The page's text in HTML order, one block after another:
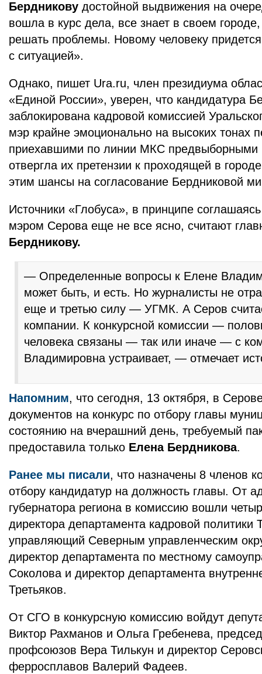
Бердникову достойной выдвижения на
вошла в курс дела, все знает в своем городе,
решать проблемы. Новому человеку придется
с ситуацией».
Однако, пишет Ura.ru, член президиума
«Единой России», уверен, что кандидатура
заблокирована кадровой комиссией
мэр крайне эмоционально на высоких тонах
приехавшими по линии МКС предвыборными
отвергла их претензии к проходящей в
этим шансы на согласование Бердниковой
Источники «Глобуса», в принципе
мэром Серова еще не все ясно, считают
Бердникову.
— Определенные вопросы к Елене
может быть, и есть. Но журналисты не
еще и третью силу — УГМК. А Серов
компании. К конкурсной комиссии —
человека связаны — так или иначе — с
Владимировна устраивает, — отмечает
Напомним, что сегодня, 13 октября, в
документов на конкурс по отбору главы
состоянию на вчерашний день, требуемый
предоставила только Елена Бердникова.
Ранее мы писали, что назначены 8 членов
отбору кандидатур на должность главы. От
губернатора региона в комиссию вошли
директора департамента кадровой политики
управляющий Северным управленческим
директор департамента по местному
Соколова и директор департамента
Третьяков.
От СГО в конкурсную комиссию войдут
Виктор Рахманов и Ольга Гребенева,
профсоюзов Вера Тилькун и директор
ферросплавов Валерий Фадеев.